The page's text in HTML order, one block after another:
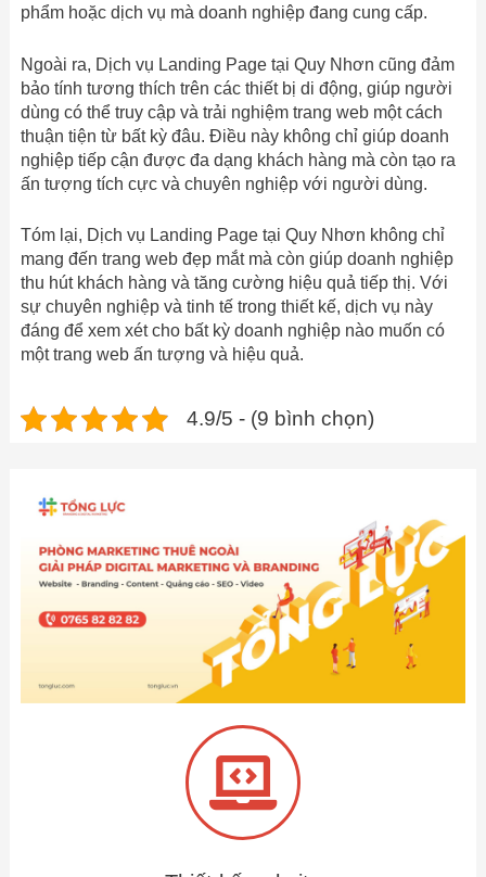
phẩm hoặc dịch vụ mà doanh nghiệp đang cung cấp.
Ngoài ra, Dịch vụ Landing Page tại Quy Nhơn cũng đảm
bảo tính tương thích trên các thiết bị di động, giúp người
dùng có thể truy cập và trải nghiệm trang web một cách
thuận tiện từ bất kỳ đâu. Điều này không chỉ giúp doanh
nghiệp tiếp cận được đa dạng khách hàng mà còn tạo ra
ấn tượng tích cực và chuyên nghiệp với người dùng.
Tóm lại, Dịch vụ Landing Page tại Quy Nhơn không chỉ
mang đến trang web đẹp mắt mà còn giúp doanh nghiệp
thu hút khách hàng và tăng cường hiệu quả tiếp thị. Với
sự chuyên nghiệp và tinh tế trong thiết kế, dịch vụ này
đáng để xem xét cho bất kỳ doanh nghiệp nào muốn có
một trang web ấn tượng và hiệu quả.
4.9/5 - (9 bình chọn)